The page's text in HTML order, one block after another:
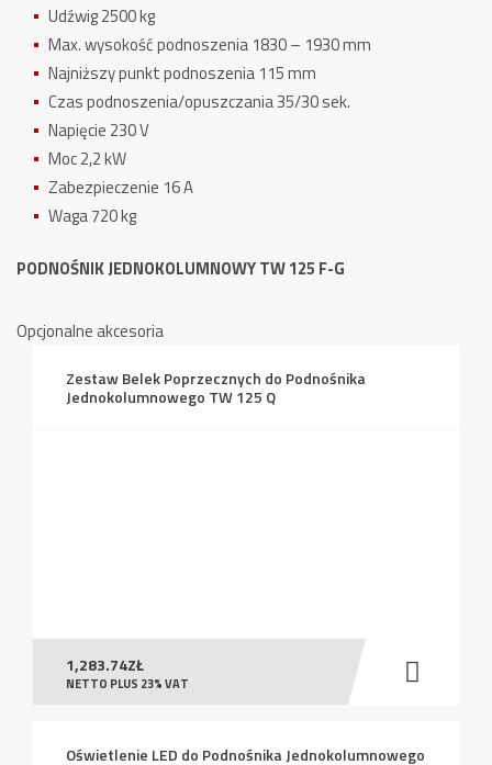
Udźwig 2500 kg
Max. wysokość podnoszenia 1830 – 1930 mm
Najniższy punkt podnoszenia 115 mm
Czas podnoszenia/opuszczania 35/30 sek.
Napięcie 230 V
Moc 2,2 kW
Zabezpieczenie 16 A
Waga 720 kg
PODNOŚNIK JEDNOKOLUMNOWY TW 125 F-G
Opcjonalne akcesoria
Zestaw Belek Poprzecznych do Podnośnika
Jednokolumnowego TW 125 Q
1,283.74ZŁ
NETTO PLUS 23% VAT
Oświetlenie LED do Podnośnika Jednokolumnowego